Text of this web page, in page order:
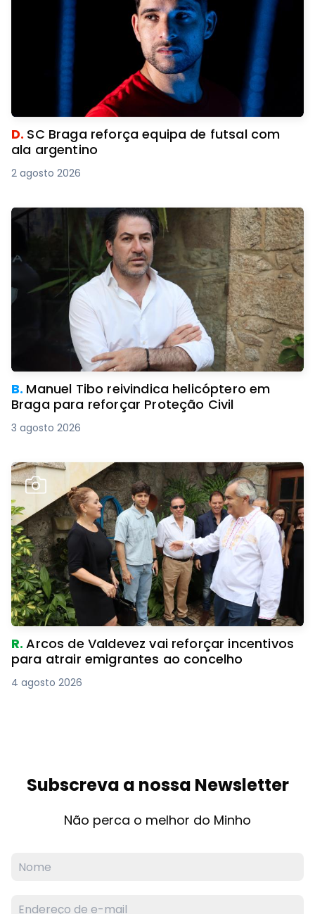
D. SC Braga reforça equipa de futsal com
ala argentino
2 agosto 2026
B. Manuel Tibo reivindica helicóptero em
Braga para reforçar Proteção Civil
3 agosto 2026
R.Arcos de Valdevez vai reforçar incentivos
para atrair emigrantes ao concelho
4 agosto 2026
Subscreva a nossa Newsletter
Não perca o melhor do Minho